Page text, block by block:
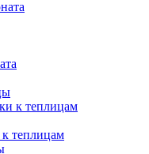
к теплицам
теплицам